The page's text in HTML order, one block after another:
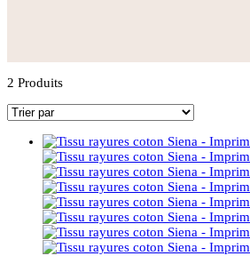
2 Produits